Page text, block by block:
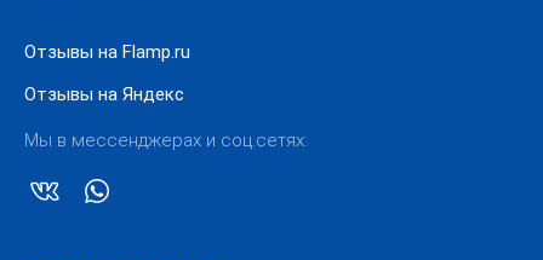
Отзывы на Flamp.ru
Отзывы на Яндекс
Мы в мессенджерах и соц.сетях: